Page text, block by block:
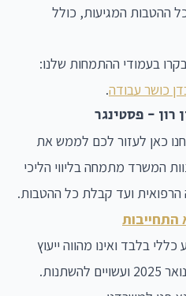
ההטבות המגיעות, כולל
בעמודי ההתמחות שלנו:
כושר עבודה.
רון - פסטינגר
כאן לעזור לכם לממש את
המשרד מתמחה בליווי הליכי
הרפואית ועד קבלת כל ההטבות.
התחייבות
בלבד ואינו מהווה ייעוץ
משפטי. הסכומים מעודכנים לינואר 2025 ועשויים להשתנות.